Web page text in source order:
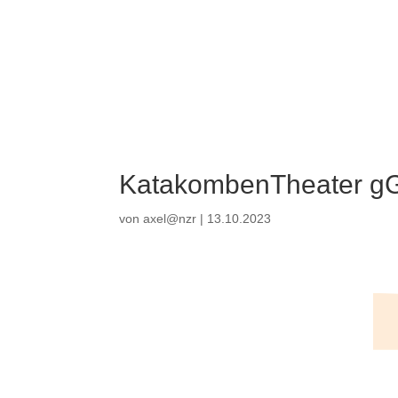
KatakombenTheater
vonaxel@nzr | 13.10.2023